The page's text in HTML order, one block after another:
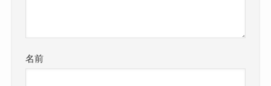
名前